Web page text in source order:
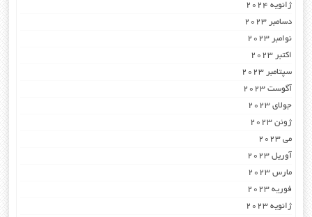
ژانویه 2024
دسامبر 2023
نوامبر 2023
اکتبر 2023
سپتامبر 2023
آگوست 2023
جولای 2023
ژوئن 2023
می 2023
آوریل 2023
مارس 2023
فوریه 2023
ژانویه 2023